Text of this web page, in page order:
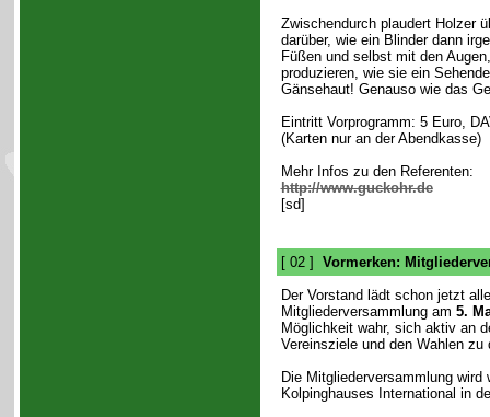
Zwischendurch plaudert Holzer
darüber, wie ein Blinder dann
Füßen und selbst mit den
produzieren, wie sie ein
Gänsehaut! Genauso wie das
Eintritt Vorprogramm: 5 Euro,
(Karten nur an der Abendkasse)
Mehr Infos zu den Referenten:
http://www.guckohr.de
[sd]
[ 02 ] Vormerken:
Der Vorstand lädt schon jetzt
Mitgliederversammlung am 5.
Möglichkeit wahr, sich aktiv an
Vereinsziele und den Wahlen
Die Mitgliederversammlung
Kolpinghauses International in